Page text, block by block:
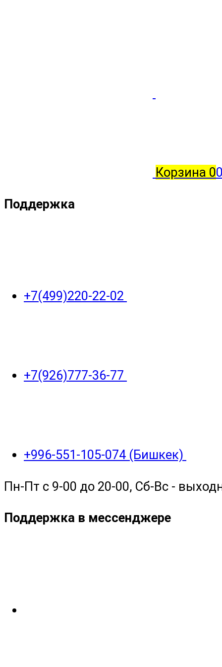
Корзина 0
Поддержка
+7(499)220-22-02
+7(926)777-36-77
+996-551-105-074 (Бишкек)
Пн-Пт с 9-00 до 20-00, Сб-Вс -
Поддержка в мессенджере